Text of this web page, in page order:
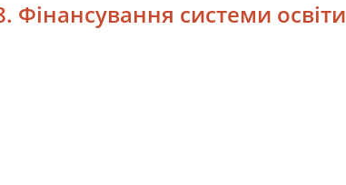
Фінансування системи освіти